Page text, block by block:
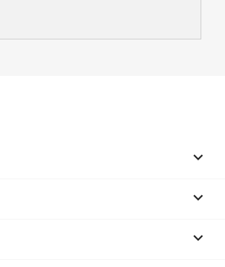


